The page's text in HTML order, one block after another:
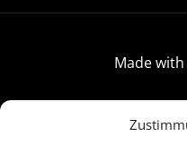
Made with